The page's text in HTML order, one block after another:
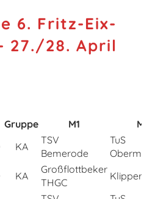
6. Fritz-Eix-
27./28. April
Gruppe M1
M2
KA
TSV
Bemerode
TuS
KA
Großflottbeker
THGC
Klipper THC